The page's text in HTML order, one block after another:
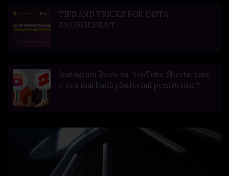
TIPS AND TRICKS FOR INSTA
ENGAGEMENT
Instagram Reels vs. YouTube Shorts: care
e cea mai bună platformă pentru tine?